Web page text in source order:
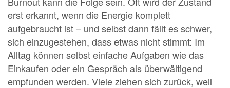
erst erkannt, wenn die Energie komplett
aufgebraucht ist – und selbst dann fällt es schwer,
sich einzugestehen, dass etwas nicht stimmt: Im
Alltag können selbst einfache Aufgaben wie das
Einkaufen oder ein Gespräch als überwältigend
empfunden werden. Viele ziehen sich zurück, weil